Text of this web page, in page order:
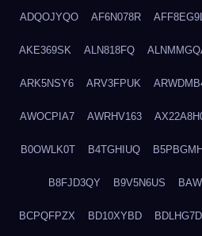
ADQOJYQO AF6N078R AFF8EG9L
AKE369SK ALN818FQ
ARK5NSY6 ARV3FPUK
AWOCPIA7 AWRHV163
B0OWLK0T B4TGHIUQ
B8FJD3QY B9V5N6US
BCPQFPZX BD10XYBD